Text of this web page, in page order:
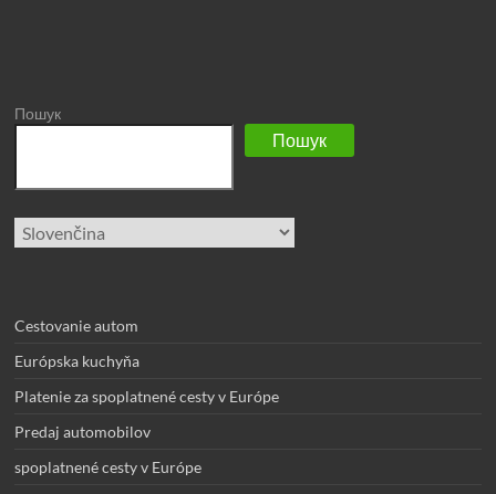
Пошук
Пошук
Vyberte
jazyk
Cestovanie autom
Európska kuchyňa
Platenie za spoplatnené cesty v Európe
Predaj automobilov
spoplatnené cesty v Európe